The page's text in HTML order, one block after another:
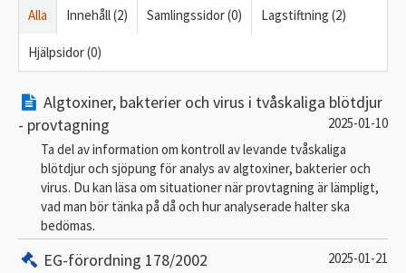
Alla Innehåll (2) Samlingssidor (0) Lagstiftning (2)
Hjälpsidor (0)
Algtoxiner, bakterier och virus i tvåskaliga blötdjur
- provtagning
2025-01-10
Ta del av information om kontroll av levande tvåskaliga
blötdjur och sjöpung för analys av algtoxiner, bakterier och
virus. Du kan läsa om situationer när provtagning är lämpligt,
vad man bör tänka på då och hur analyserade halter ska
bedömas.
EG-förordning 178/2002 2025-01-21